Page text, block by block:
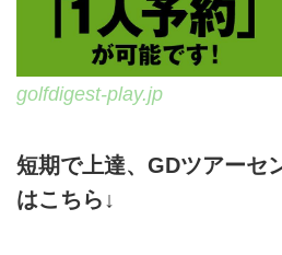
golfdigest-play.jp
短期で上達、GDツアーセ
はこちら↓